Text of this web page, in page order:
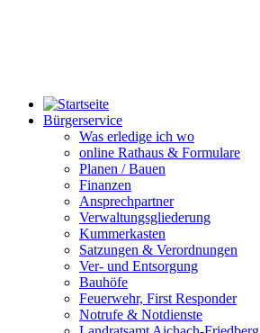
Bürgerservice
Was erledige ich wo
online Rathaus & Formulare
Planen / Bauen
Finanzen
Ansprechpartner
Verwaltungsgliederung
Kummerkasten
Satzungen & Verordnungen
Ver- und Entsorgung
Bauhöfe
Feuerwehr, First Responder
Notrufe & Notdienste